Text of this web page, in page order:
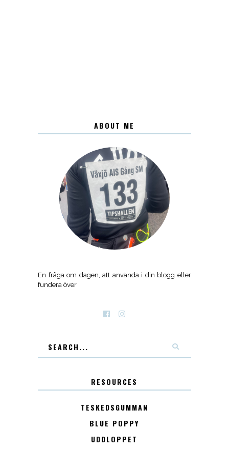
ABOUT ME
En fråga om dagen, att använda i din blogg eller
fundera över
RESOURCES
TESKEDSGUMMAN
BLUE POPPY
UDDLOPPET